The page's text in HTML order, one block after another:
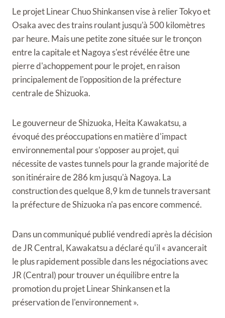
Le projet Linear Chuo Shinkansen vise à relier Tokyo et
Osaka avec des trains roulant jusqu'à 500 kilomètres
par heure. Mais une petite zone située sur le tronçon
entre la capitale et Nagoya s'est révélée être une
pierre d'achoppement pour le projet, en raison
principalement de l'opposition de la préfecture
centrale de Shizuoka.
Le gouverneur de Shizuoka, Heita Kawakatsu, a
évoqué des préoccupations en matière d'impact
environnemental pour s'opposer au projet, qui
nécessite de vastes tunnels pour la grande majorité de
son itinéraire de 286 km jusqu'à Nagoya. La
construction des quelque 8,9 km de tunnels traversant
la préfecture de Shizuoka n'a pas encore commencé.
Dans un communiqué publié vendredi après la décision
de JR Central, Kawakatsu a déclaré qu'il « avancerait
le plus rapidement possible dans les négociations avec
JR (Central) pour trouver un équilibre entre la
promotion du projet Linear Shinkansen et la
préservation de l'environnement ».